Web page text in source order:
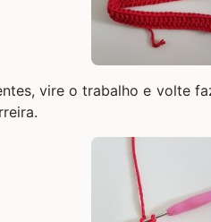
vire o trabalho e volte